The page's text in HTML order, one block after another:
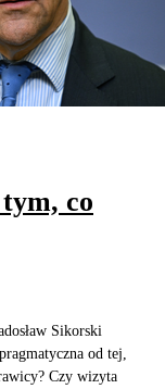
co
Sikorski
od tej,
Czy wizyta